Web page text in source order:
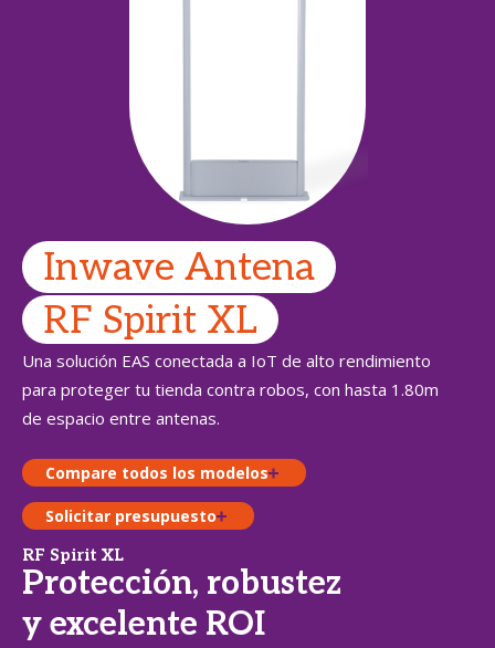
Inwave Antena
RF Spirit XL
Una solución EAS conectada a IoT de alto rendimiento
para proteger tu tienda contra robos, con hasta 1.80m
de espacio entre antenas.
Compare todos los modelos
Solicitar presupuesto
RF Spirit XL
Protección, robustez
y excelente ROI